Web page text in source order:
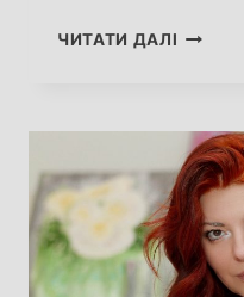
ЧИТАТИ ДАЛІ ГУМОР